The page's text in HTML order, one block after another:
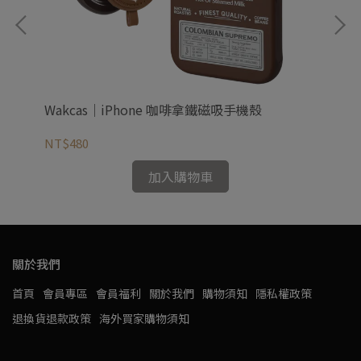
Wakcas｜iPhone 咖啡拿鐵磁吸手機殼
NT$480
加入購物車
關於我們
首頁 會員專區 會員福利 關於我們 購物須知 隱私權政策
退換貨退款政策 海外買家購物須知